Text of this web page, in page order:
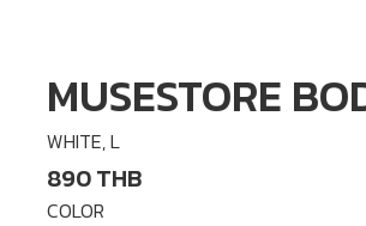
MUSESTORE
WHITE, L
890 THB
COLOR